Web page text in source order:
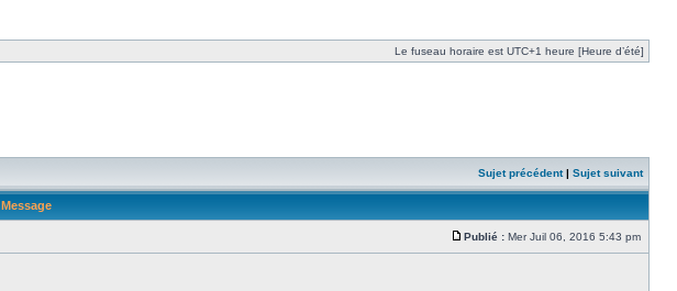
Le fuseau horaire est UTC+1 heure [Heure d’été]
Sujet précédent| Sujet suivant
Message
Publié : Mer Juil 06, 2016 5:43 pm